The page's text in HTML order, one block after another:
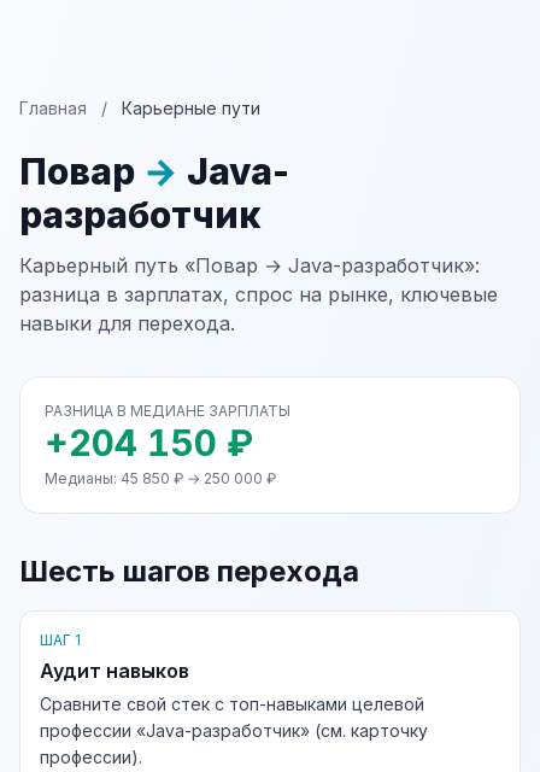
Главная / Карьерные пути
Повар → Java-
разработчик
Карьерный путь «Повар → Java-разработчик»:
разница в зарплатах, спрос на рынке, ключевые
навыки для перехода.
РАЗНИЦА В МЕДИАНЕ ЗАРПЛАТЫ
+204 150 ₽
Медианы: 45 850 ₽ → 250 000 ₽
Шесть шагов перехода
ШАГ 1
Аудит навыков
Сравните свой стек с топ-навыками целевой
профессии «Java-разработчик» (см. карточку
профессии).